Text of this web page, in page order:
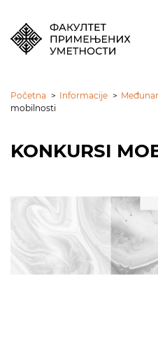
Početna > Informacije >
mobilnosti
KONKURSI